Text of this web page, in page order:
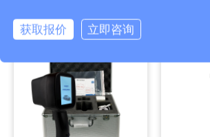
获取报价 立即咨询